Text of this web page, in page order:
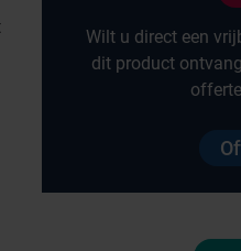
Wilt u direct een
dit product